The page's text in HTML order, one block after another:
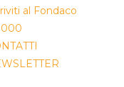
al Fondaco